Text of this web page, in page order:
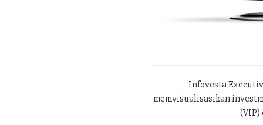
Infovesta
memvisualisasikan
(VIP)